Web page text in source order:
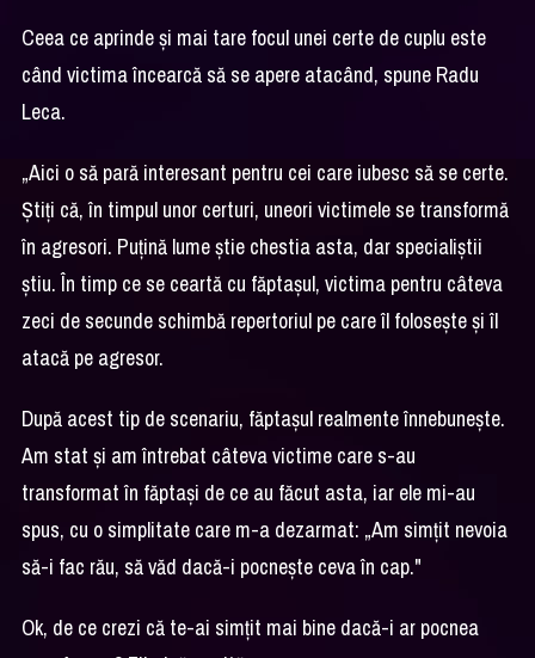
Ceea ce aprinde și mai tare focul unei certe de cuplu este
când victima încearcă să se apere atacând, spune Radu
Leca.
„Aici o să pară interesant pentru cei care iubesc să se certe.
Știți că, în timpul unor certuri, uneori victimele se transformă
în agresori. Puțină lume știe chestia asta, dar specialiștii
știu. În timp ce se ceartă cu făptașul, victima pentru câteva
zeci de secunde schimbă repertoriul pe care îl folosește și îl
atacă pe agresor.
După acest tip de scenariu, făptașul realmente înnebunește.
Am stat și am întrebat câteva victime care s-au
transformat în făptași de ce au făcut asta, iar ele mi-au
spus, cu o simplitate care m-a dezarmat: „Am simțit nevoia
să-i fac rău, să văd dacă-i pocnește ceva în cap."
Ok, de ce crezi că te-ai simțit mai bine dacă-i ar pocnea